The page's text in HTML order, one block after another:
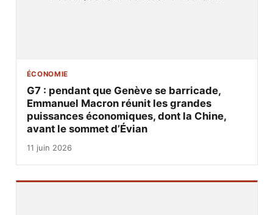
ÉCONOMIE
G7 : pendant que Genève se barricade,
Emmanuel Macron réunit les grandes
puissances économiques, dont la Chine,
avant le sommet d’Évian
11 juin 2026